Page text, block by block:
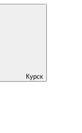
Курск